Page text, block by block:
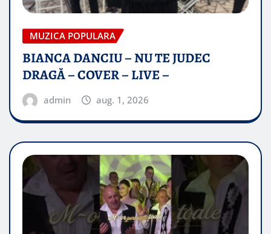
MUZICA POPULARA
BIANCA DANCIU – NU TE JUDEC
DRAGĂ – COVER – LIVE –
admin aug. 1, 2026